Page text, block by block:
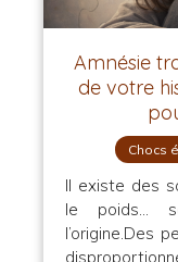
Amnésie
de votre
Chocs
Il existe des
le poids…
l’origine.Des